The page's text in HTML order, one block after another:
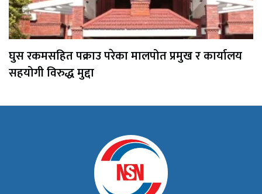
घुस रकमसहित पक्राउ परेका मालपोत प्रमुख र कार्यालय
सहयोगी विरुद्ध मुद्दा